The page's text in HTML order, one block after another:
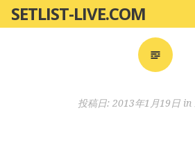
ン
SETLIST-LIVE.COM
投稿日: 2013年1月19日 in